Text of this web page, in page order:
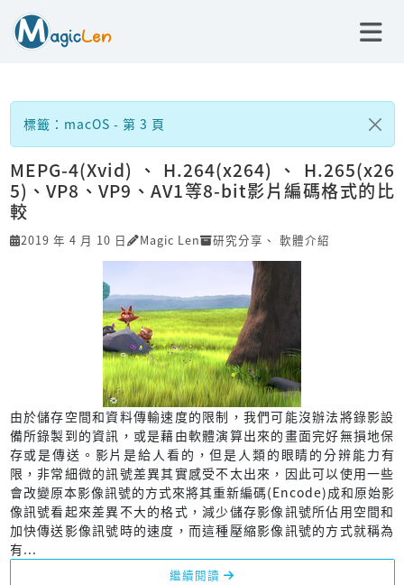
標籤：macOS - 第 3 頁
MEPG-4(Xvid)、H.264(x264)、H.265(x26
5)、VP8、VP9、AV1等8-bit影片編碼格式的比
較
2019 年 4 月 10 日 Magic Len 研究分享 、 軟體介紹
由於儲存空間和資料傳輸速度的限制，我們可能沒辦法將錄影設
備所錄製到的資訊，或是藉由軟體演算出來的畫面完好無損地保
存或是傳送。影片是給人看的，但是人類的眼睛的分辨能力有
限，非常細微的訊號差異其實感受不太出來，因此可以使用一些
會改變原本影像訊號的方式來將其重新編碼(Encode)成和原始影
像訊號看起來差異不大的格式，減少儲存影像訊號所佔用空間和
加快傳送影像訊號時的速度，而這種壓縮影像訊號的方式就稱為
有...
繼續閱讀